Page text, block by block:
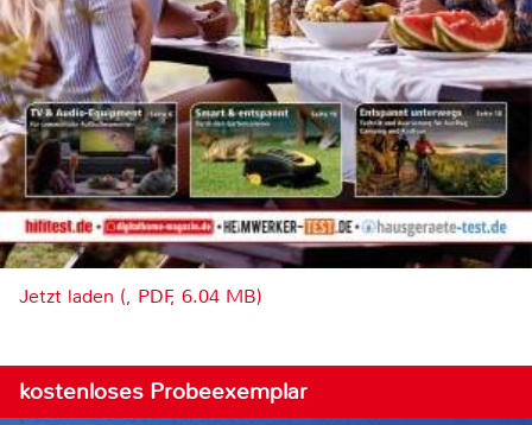
Jetzt laden (, PDF, 6.04 MB)
kostenloses Probeexemplar